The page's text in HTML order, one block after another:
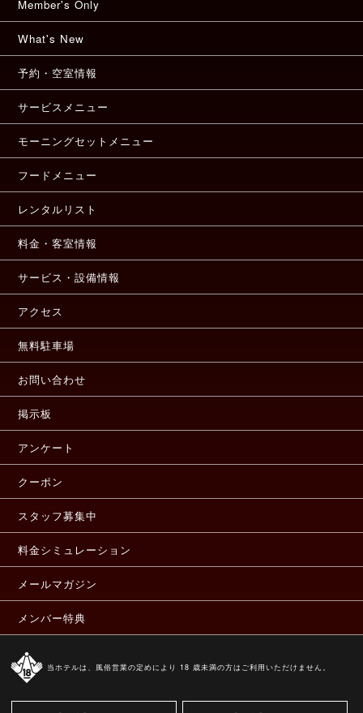
Member's Only
What's New
予約・空室情報
サービスメニュー
モーニングセットメニュー
フードメニュー
レンタルリスト
料金・客室情報
サービス・設備情報
アクセス
無料駐車場
お問い合わせ
掲示板
アンケート
クーポン
スタッフ募集中
料金シミュレーション
メールマガジン
メンバー特典
当ホテルは、風俗営業の定めにより 18 歳未満の方はご利用いただけません。